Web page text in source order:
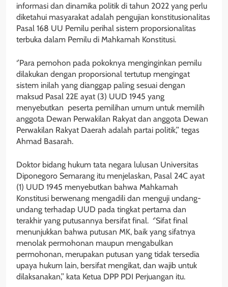
informasi dan dinamika politik di tahun 2022 yang perlu
diketahui masyarakat adalah pengujian konstitusionalitas
Pasal 168 UU Pemilu perihal sistem proporsionalitas
terbuka dalam Pemilu di Mahkamah Konstitusi.
‘’Para pemohon pada pokoknya menginginkan pemilu
dilakukan dengan proporsional tertutup mengingat
sistem inilah yang dianggap paling sesuai dengan
maksud Pasal 22E ayat (3) UUD 1945 yang
menyebutkan peserta pemilihan umum untuk memilih
anggota Dewan Perwakilan Rakyat dan anggota Dewan
Perwakilan Rakyat Daerah adalah partai politik,’’ tegas
Ahmad Basarah.
Doktor bidang hukum tata negara lulusan Universitas
Diponegoro Semarang itu menjelaskan, Pasal 24C ayat
(1) UUD 1945 menyebutkan bahwa Mahkamah
Konstitusi berwenang mengadili dan menguji undang-
undang terhadap UUD pada tingkat pertama dan
terakhir yang putusannya bersifat final. ‘’Sifat final
menunjukkan bahwa putusan MK, baik yang sifatnya
menolak permohonan maupun mengabulkan
permohonan, merupakan putusan yang tidak tersedia
upaya hukum lain, bersifat mengikat, dan wajib untuk
dilaksanakan,’’ kata Ketua DPP PDI Perjuangan itu.